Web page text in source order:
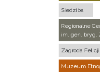
Siedziba
Regionalne
im. gen. bryg.
Zagroda
Muzeum